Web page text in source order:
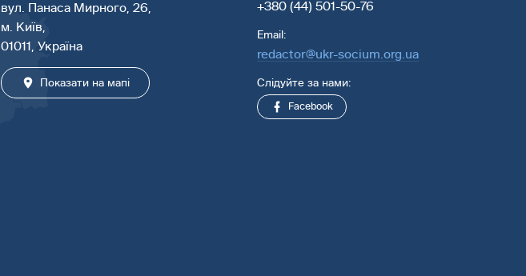
вул. Панаса Мирного, 26,
м. Київ,
01011, Україна
Показати на мапі
+380 (44) 501-50-76
Email:
redactor@ukr-socium.org.ua
Слідуйте за нами:
Facebook